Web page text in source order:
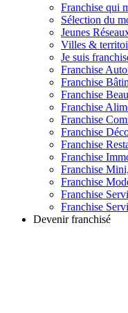
Franchise qui
Sélection du
Jeunes
Villes &
Je suis
Franchise
Franchise
Franchise
Franchise
Franchise
Franchise
Franchise
Franchise
Franchise
Franchise
Franchise
Franchise
Devenir franchisé